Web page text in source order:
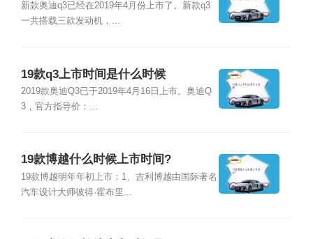
新款奥迪q3已经在2019年4月份上市了。新款q3
一共搭载三款发动机，...
19款q3上市时间是什么时候
2019款奥迪Q3已于2019年4月16日上市。奥迪Q
3，官方指导价：...
19款博越什么时候上市时间?
19款博越明年年初上市：1、吉利博越由国际著名
汽车设计大师彼得·霍布里...